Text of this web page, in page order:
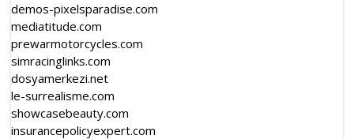
demos-pixelsparadise.com
mediatitude.com
prewarmotorcycles.com
simracinglinks.com
dosyamerkezi.net
le-surrealisme.com
showcasebeauty.com
insurancepolicyexpert.com